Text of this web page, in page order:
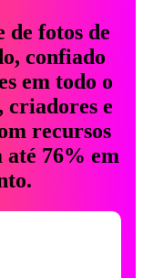
de fotos de
confiado
em todo o
criadores e
recursos
até 76% em